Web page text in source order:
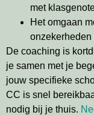
met
Het omgaan
onzekerheden
De coaching is
je samen met je
jouw specifieke
CC is snel
nodig bij je thuis.